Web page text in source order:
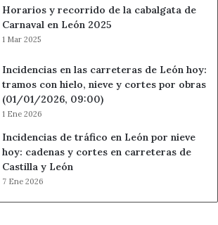
Horarios y recorrido de la cabalgata de
Carnaval en León 2025
1 Mar 2025
Incidencias en las carreteras de León hoy:
tramos con hielo, nieve y cortes por obras
(01/01/2026, 09:00)
1 Ene 2026
Incidencias de tráfico en León por nieve
hoy: cadenas y cortes en carreteras de
Castilla y León
7 Ene 2026